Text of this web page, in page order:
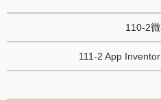
110-2
111-2 App